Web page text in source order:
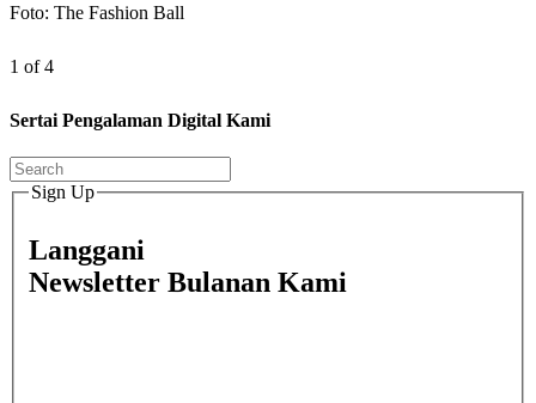
Foto: The Fashion Ball
1 of 4
Sertai Pengalaman Digital Kami
Sign Up
Langgani
Newsletter Bulanan Kami